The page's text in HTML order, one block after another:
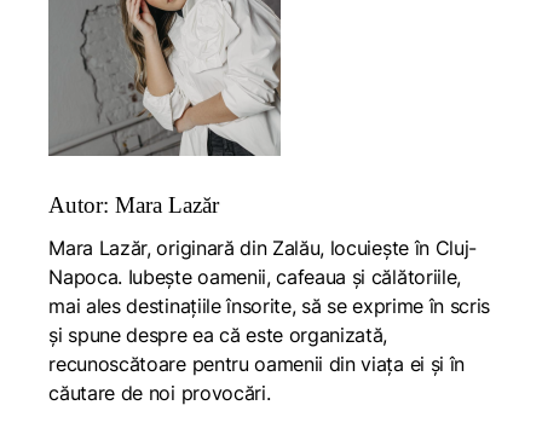
Autor: Mara Lazăr
Mara Lazăr, originară din Zalău, locuiește în Cluj-
Napoca. Iubește oamenii, cafeaua și călătoriile,
mai ales destinațiile însorite, să se exprime în scris
și spune despre ea că este organizată,
recunoscătoare pentru oamenii din viața ei și în
căutare de noi provocări.